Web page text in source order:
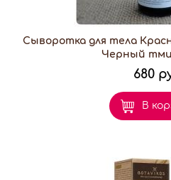
Сыворотка для тела
Черный
680
В